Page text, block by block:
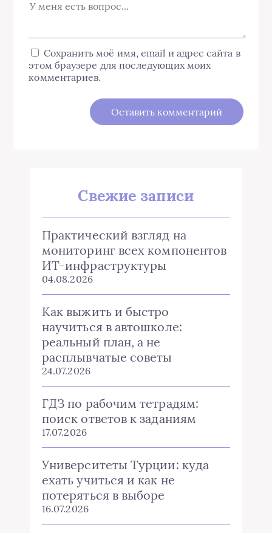
Сохранить моё имя, email и адрес сайта в
этом браузере для последующих моих
комментариев.
Свежие записи
Практический взгляд на
мониторинг всех компонентов
ИТ-инфраструктуры
04.08.2026
Как выжить и быстро
научиться в автошколе:
реальный план, а не
расплывчатые советы
24.07.2026
ГДЗ по рабочим тетрадям:
поиск ответов к заданиям
17.07.2026
Университеты Турции: куда
ехать учиться и как не
потеряться в выборе
16.07.2026